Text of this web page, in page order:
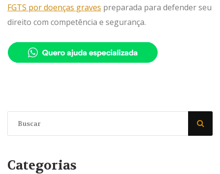
FGTS por doenças graves preparada para defender seu
direito com competência e segurança.
Categorias